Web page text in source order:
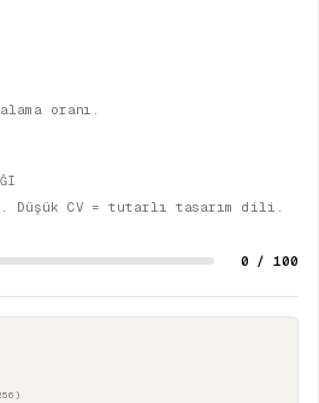
oranı.
Düşük CV = tutarlı tasarım dili.
0 / 100